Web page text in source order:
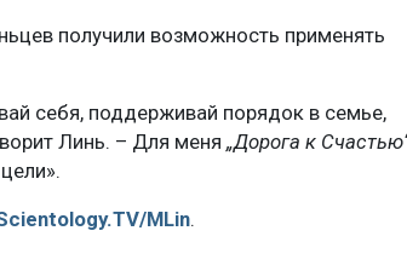
получили возможность применять
себя, поддерживай порядок в семье,
Линь. – Для меня„Дорога к
MLin.